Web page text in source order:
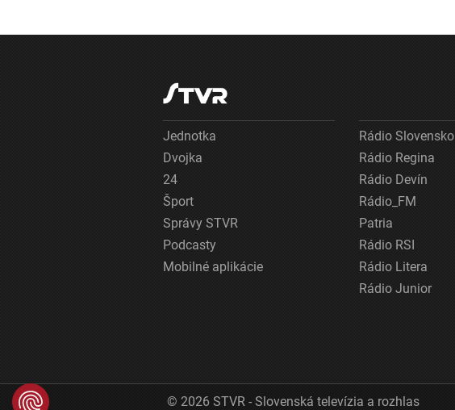
Jednotka
Dvojka
24
Šport
Správy STVR
Podcasty
Mobilné aplikácie
Rádio Slovensko
Rádio Regina
Rádio Devín
Rádio_FM
Patria
Rádio RSI
Rádio Litera
Rádio Junior
© 2026 STVR - Slovenská televízia a rozhlas